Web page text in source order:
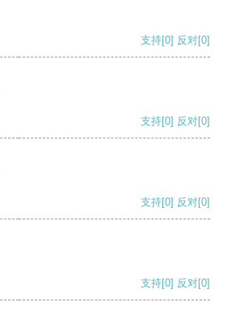
支持[0] 反对[0]
支持[0] 反对[0]
支持[0] 反对[0]
支持[0] 反对[0]